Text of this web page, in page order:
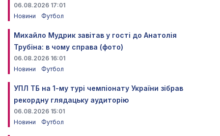
06.08.2026 17:01
Новини
Футбол
Михайло Мудрик завітав у гості до Анатолія
Трубіна: в чому справа (фото)
06.08.2026 16:01
Новини
Футбол
УПЛ ТБ на 1-му турі чемпіонату України зібрав
рекордну глядацьку аудиторію
06.08.2026 15:01
Новини
Футбол